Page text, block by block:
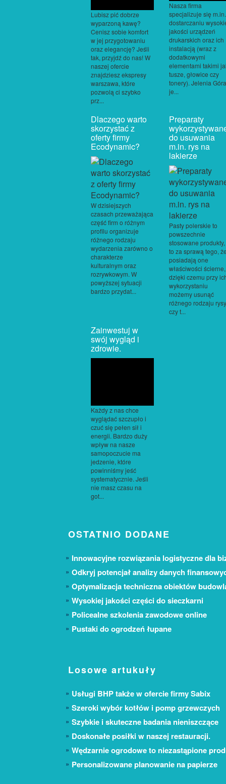
Lubisz pić dobrze
wyparzoną kawę?
Cenisz sobie komfort
w jej przygotowaniu
oraz elegancję? Jeśli
tak, przyjdź do nas! W
naszej ofercie
znajdziesz ekspresy
warszawa, które
pozwolą ci szybko
prz...
Nasza firma
specjalizuje się
dostarczaniu
jakości urządzeń
drukarskich oraz ich
instalacją (wraz z
dodatkowymi
elementami takimi
tusze, głowice czy
tonery). Jelenia Góra
je...
Dlaczego warto
skorzystać z
oferty firmy
Ecodynamic?
W dzisiejszych
czasach przeważająca
część firm o różnym
profilu organizuje
różnego rodzaju
wydarzenia zarówno o
charakterze
kulturalnym oraz
rozrywkowym. W
powyższej sytuacji
bardzo przydat...
Preparaty
do usuwania
m.in. rys na
lakierze
Pasty polerskie to
powszechnie
stosowane
to za sprawą tego,
posiadają one
właściwości ścierne,
dzięki czemu przy
wykorzystaniu
możemy usunąć
różnego rodzaju
czy t...
Zainwestuj w
swój wygląd i
zdrowie.
Każdy z nas chce
wyglądać szczupło i
czuć się pełen sił i
energii. Bardzo duży
wpływ na nasze
samopoczucie ma
jedzenie, które
powinniśmy jeść
systematycznie. Jeśli
nie masz czasu na
got...
OSTATNIO DODANE
Innowacyjne rozwiązania logistyczne dla
Odkryj potencjał analizy danych
Optymalizacja techniczna obiektów
Wysokiej jakości części do sieczkarni
Policealne szkolenia zawodowe online
Pustaki do ogrodzeń łupane
Losowe artukuły
Usługi BHP także w ofercie firmy Sabix
Szeroki wybór kotłów i pomp grzewczych
Szybkie i skuteczne badania nieniszczące
Doskonałe posiłki w naszej restauracji.
Wędzarnie ogrodowe to niezastąpione
Personalizowane planowanie na papierze